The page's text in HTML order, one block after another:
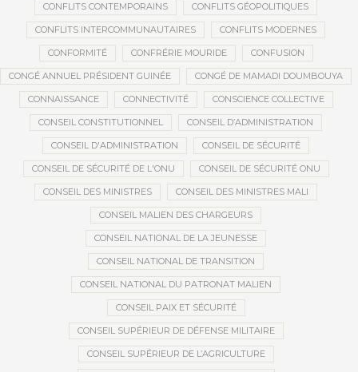
CONFLITS CONTEMPORAINS CONFLITS GÉOPOLITIQUES
CONFLITS INTERCOMMUNAUTAIRES CONFLITS MODERNES
CONFORMITÉ CONFRÉRIE MOURIDE CONFUSION
CONGÉ ANNUEL PRÉSIDENT GUINÉE CONGÉ DE MAMADI DOUMBOUYA
CONNAISSANCE CONNECTIVITÉ CONSCIENCE COLLECTIVE
CONSEIL CONSTITUTIONNEL CONSEIL D’ADMINISTRATION
CONSEIL D'ADMINISTRATION CONSEIL DE SÉCURITÉ
CONSEIL DE SÉCURITÉ DE L'ONU CONSEIL DE SÉCURITÉ ONU
CONSEIL DES MINISTRES CONSEIL DES MINISTRES MALI
CONSEIL MALIEN DES CHARGEURS
CONSEIL NATIONAL DE LA JEUNESSE
CONSEIL NATIONAL DE TRANSITION
CONSEIL NATIONAL DU PATRONAT MALIEN
CONSEIL PAIX ET SÉCURITÉ
CONSEIL SUPÉRIEUR DE DÉFENSE MILITAIRE
CONSEIL SUPÉRIEUR DE L’AGRICULTURE